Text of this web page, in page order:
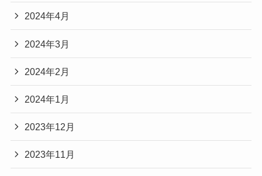
2024年4月
2024年3月
2024年2月
2024年1月
2023年12月
2023年11月